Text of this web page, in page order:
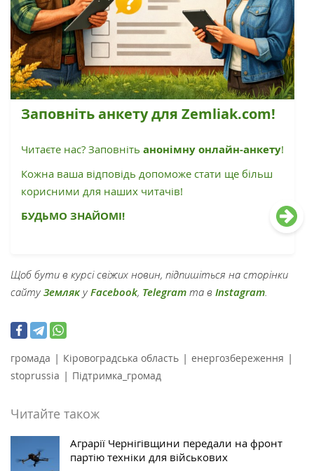
Заповніть анкету для Zemliak.com!
Читаєте нас? Заповніть анонімну онлайн-анкету!
Кожна ваша відповідь допоможе стати ще більш
корисними для наших читачів!
БУДЬМО ЗНАЙОМІ!
Щоб бути в курсі свіжих новин, підпишіться на сторінки
сайтуЗемлякуFacebook, Telegram та в Instagram
громада | Кіровоградська область | енергозбереження |
stoprussia | Підтримка_громад
Читайте також
Аграрії Чернігівщини передали на фронт
партію техніки для військових